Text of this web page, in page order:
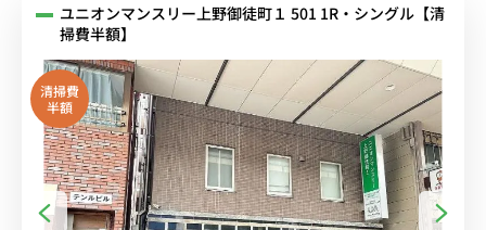
ユニオンマンスリー上野御徒町１ 501 1R・シングル【清
掃費半額】
清掃費
半額